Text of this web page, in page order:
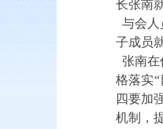
长张南
与会人
子成员
张南在
格落实
四要加
机制，